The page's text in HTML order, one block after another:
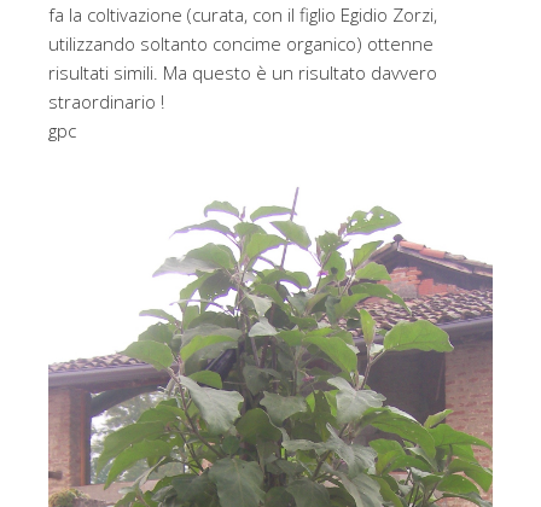
fa la coltivazione (curata, con il figlio Egidio Zorzi,
utilizzando soltanto concime organico) ottenne
risultati simili. Ma questo è un risultato davvero
straordinario !
gpc